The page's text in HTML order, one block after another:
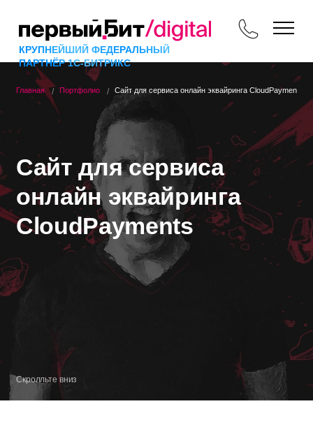
КРУПНЕЙШИЙ ФЕДЕРАЛЬНЫЙ
ПАРТНЁР 1С-БИТРИКС
Главная Портфолио Сайт для сервиса онлайн эквайринга CloudPayments
Сайт для сервиса
онлайн эквайринга
CloudPayments
Скролльте вниз